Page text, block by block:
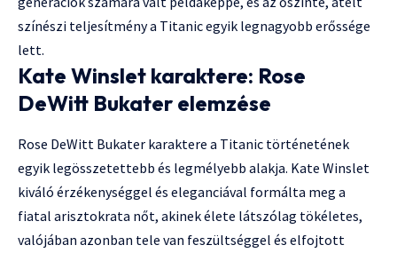
színészi teljesítmény a Titanic egyik legnagyobb erőssége
lett.
Kate Winslet karaktere: Rose
DeWitt Bukater elemzése
Rose DeWitt Bukater karaktere a Titanic történetének
egyik legösszetettebb és legmélyebb alakja. Kate Winslet
kiváló érzékenységgel és eleganciával formálta meg a
fiatal arisztokrata nőt, akinek élete látszólag tökéletes,
valójában azonban tele van feszültséggel és elfojtott